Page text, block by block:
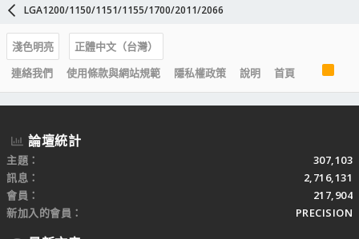
LGA1200/1150/1151/1155/1700/2011/2066
淺色明亮
正體中文（台灣）
連絡我們
使用條款與網站規範 隱私權政策 說明 首頁
S
論壇統計
主題
307,103
訊息
2,716,131
會員
217,904
新加入的會員
PRECISION